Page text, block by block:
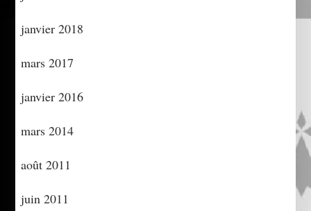
janvier 2018
mars 2017
janvier 2016
mars 2014
août 2011
juin 2011